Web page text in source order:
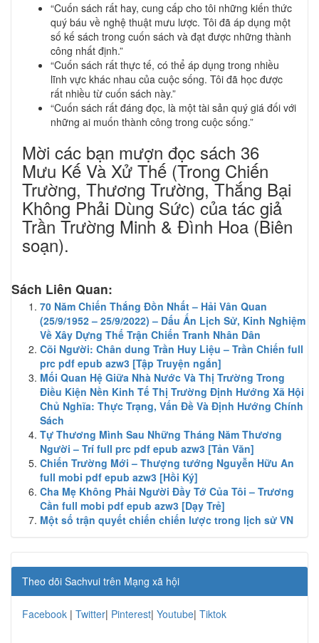
“Cuốn sách rất hay, cung cấp cho tôi những kiến thức
quý báu về nghệ thuật mưu lược. Tôi đã áp dụng một
số kế sách trong cuốn sách và đạt được những thành
công nhất định.”
“Cuốn sách rất thực tế, có thể áp dụng trong nhiều
lĩnh vực khác nhau của cuộc sống. Tôi đã học được
rất nhiều từ cuốn sách này.”
“Cuốn sách rất đáng đọc, là một tài sản quý giá đối với
những ai muốn thành công trong cuộc sống.”
Mời các bạn mượn đọc sách 36
Mưu Kế Và Xử Thế (Trong Chiến
Trường, Thương Trường, Thắng Bại
Không Phải Dùng Sức) của tác giả
Trần Trường Minh & Đình Hoa (Biên
soạn).
Sách Liên Quan:
70 Năm Chiến Thắng Đồn Nhất – Hải Vân Quan
(25/9/1952 – 25/9/2022) – Dấu Ấn Lịch Sử, Kinh Nghiệm
Về Xây Dựng Thế Trận Chiến Tranh Nhân Dân
Cõi Người: Chân dung Trần Huy Liệu – Trần Chiến full
prc pdf epub azw3 [Tập Truyện ngắn]
Mối Quan Hệ Giữa Nhà Nước Và Thị Trường Trong
Điều Kiện Nền Kinh Tế Thị Trường Định Hướng Xã Hội
Chủ Nghĩa: Thực Trạng, Vấn Đề Và Định Hướng Chính
Sách
Tự Thương Mình Sau Những Tháng Năm Thương
Người – Trí full prc pdf epub azw3 [Tản Văn]
Chiến Trường Mới – Thượng tướng Nguyễn Hữu An
full mobi pdf epub azw3 [Hồi Ký]
Cha Mẹ Không Phải Người Đầy Tớ Của Tôi – Trương
Cần full mobi pdf epub azw3 [Dạy Trẻ]
Một số trận quyết chiến chiến lược trong lịch sử VN
Theo dõi Sachvui trên Mạng xã hội
Facebook | Twitter| Pinterest| Youtube| Tiktok